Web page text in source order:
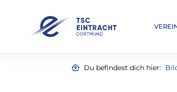
Du befindest dich hier: